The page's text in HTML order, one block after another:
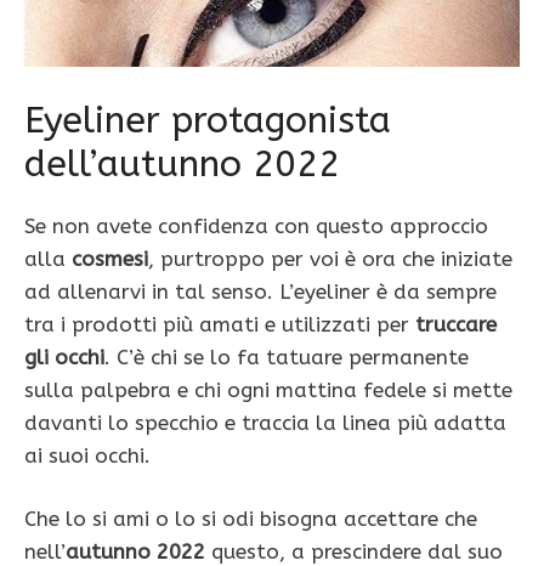
Eyeliner protagonista
dell’autunno 2022
Se non avete confidenza con questo approccio
alla cosmesi, purtroppo per voi è ora che iniziate
ad allenarvi in tal senso. L’eyeliner è da sempre
tra i prodotti più amati e utilizzati per truccare
gli occhi. C’è chi se lo fa tatuare permanente
sulla palpebra e chi ogni mattina fedele si mette
davanti lo specchio e traccia la linea più adatta
ai suoi occhi.
Che lo si ami o lo si odi bisogna accettare che
nell’autunno 2022 questo, a prescindere dal suo